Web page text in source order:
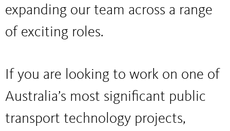
expanding our team across a range
of exciting roles.
If you are looking to work on one of
Australia’s most significant public
transport technology projects,